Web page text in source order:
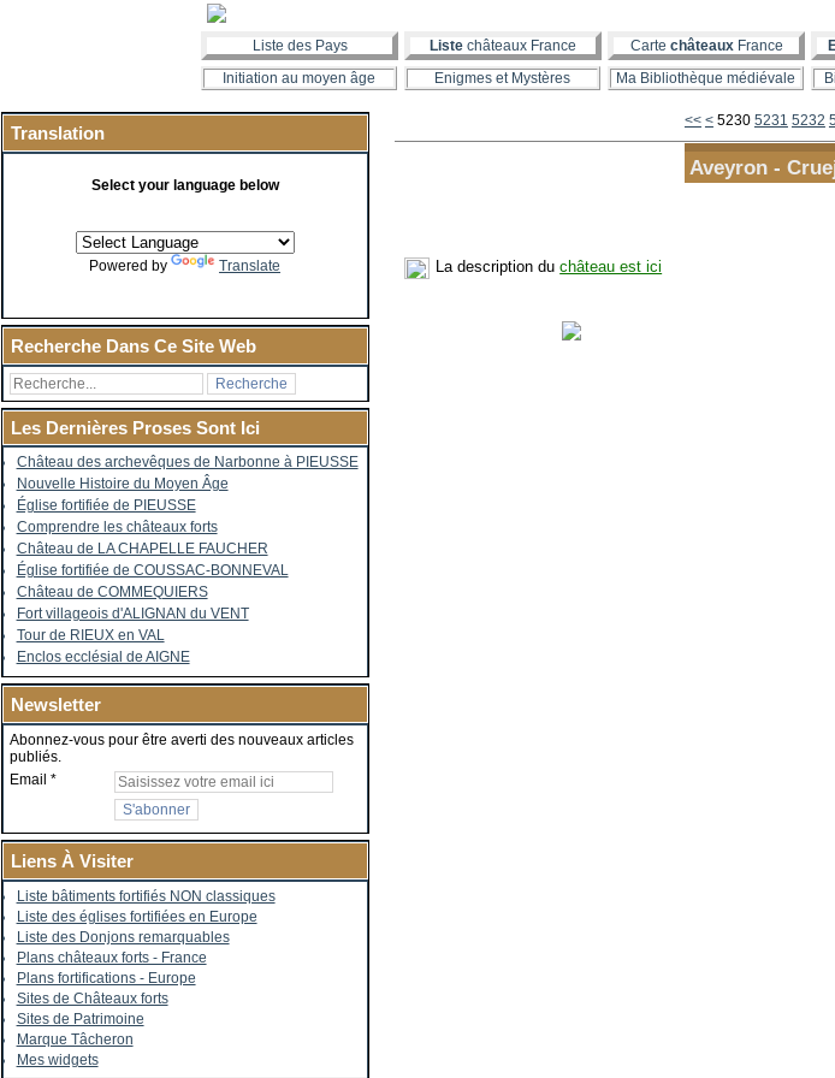
Liste des Pays Liste châteaux France Carte châteauxFrance
Initiation au moyen âge
Enigmes et Mystères Ma Bibliothèque médiévale
Translation
Select your language below
Powered by Translate
Recherche Dans Ce Site Web
Les Dernières Proses Sont Ici
Château des archevêques de Narbonne à PIEUSSE
Nouvelle Histoire du Moyen Âge
Église fortifiée de PIEUSSE
Comprendre les châteaux forts
Château de LA CHAPELLE FAUCHER
Église fortifiée de COUSSAC-BONNEVAL
Château de COMMEQUIERS
Fort villageois d'ALIGNAN du VENT
Tour de RIEUX en VAL
Enclos ecclésial de AIGNE
Newsletter
Abonnez-vous pour être averti des nouveaux articles
publiés.
Email
Liens À Visiter
Liste bâtiments fortifiés NON classiques
Liste des églises fortifiées en Europe
Liste des Donjons remarquables
Plans châteaux forts - France
Plans fortifications - Europe
Sites de Châteaux forts
Sites de Patrimoine
Marque Tâcheron
Mes widgets
<< < 5200
5210
5220
5230 5231 5232
Aveyron -
La description duchâteau est ici